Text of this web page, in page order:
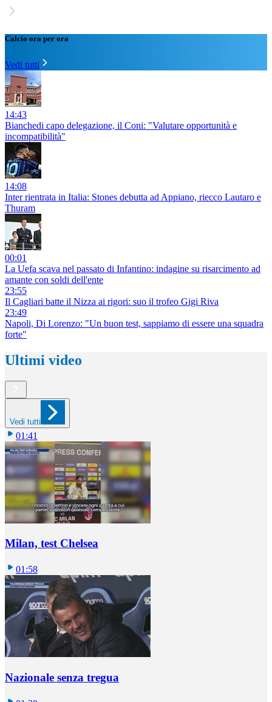
Calcio ora per ora
Vedi tutti
14:43
Bianchedi capo delegazione, il Coni: "Valutare opportunità e
incompatibilità"
14:08
Inter rientrata in Italia: Stones debutta ad Appiano, riecco Lautaro e
Thuram
00:01
La Uefa scava nel passato di Infantino: indagine su risarcimento ad
amante con soldi dell'ente
23:55
Il Cagliari batte il Nizza ai rigori: suo il trofeo Gigi Riva
23:49
Napoli, Di Lorenzo: "Un buon test, sappiamo di essere una squadra
forte"
Ultimi video
Vedi tutti
01:41
Milan, test Chelsea
01:58
Nazionale senza tregua